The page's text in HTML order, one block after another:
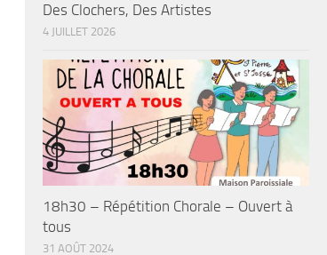
Des Clochers, Des Artistes
4 JUILLET 2026
18h30 – Répétition Chorale – Ouvert à
tous
31 AOÛT 2024